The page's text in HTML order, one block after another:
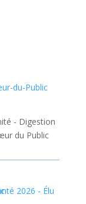
- Digestion
du Public